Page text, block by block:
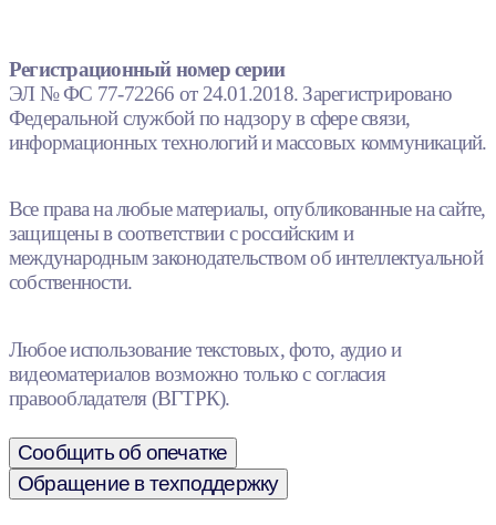
Регистрационный номер серии
ЭЛ № ФС 77-72266 от 24.01.2018. Зарегистрировано
Федеральной службой по надзору в сфере связи,
информационных технологий и массовых коммуникаций.
Все права на любые материалы, опубликованные на сайте,
защищены в соответствии с российским и
международным законодательством об интеллектуальной
собственности.
Любое использование текстовых, фото, аудио и
видеоматериалов возможно только с согласия
правообладателя (ВГТРК).
Сообщить об опечатке
Обращение в техподдержку